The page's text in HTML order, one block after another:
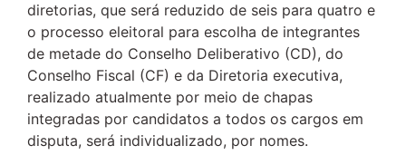
diretorias, que será reduzido de seis para quatro e
o processo eleitoral para escolha de integrantes
de metade do Conselho Deliberativo (CD), do
Conselho Fiscal (CF) e da Diretoria executiva,
realizado atualmente por meio de chapas
integradas por candidatos a todos os cargos em
disputa, será individualizado, por nomes.